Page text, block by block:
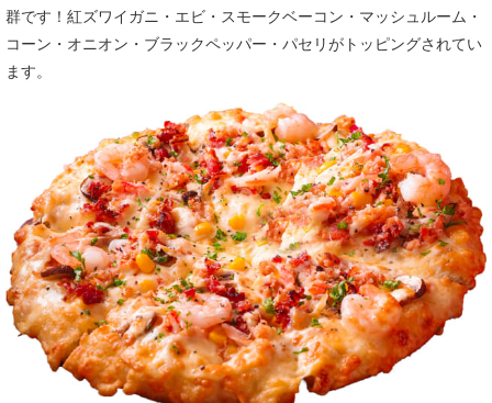
群です！紅ズワイガニ・エビ・スモークベーコン・マッシュルーム・
コーン・オニオン・ブラックペッパー・パセリがトッピングされてい
ます。